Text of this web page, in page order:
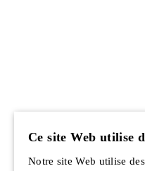
Ce site Web utilise
Notre site Web utilise